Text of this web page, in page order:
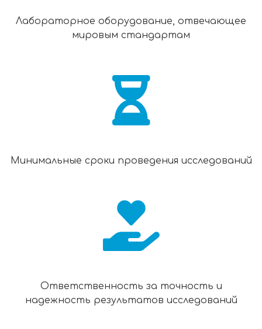
Лабораторное оборудование, отвечающее
мировым стандартам
Минимальные сроки проведения исследований
Ответственность за точность и
надежность результатов исследований